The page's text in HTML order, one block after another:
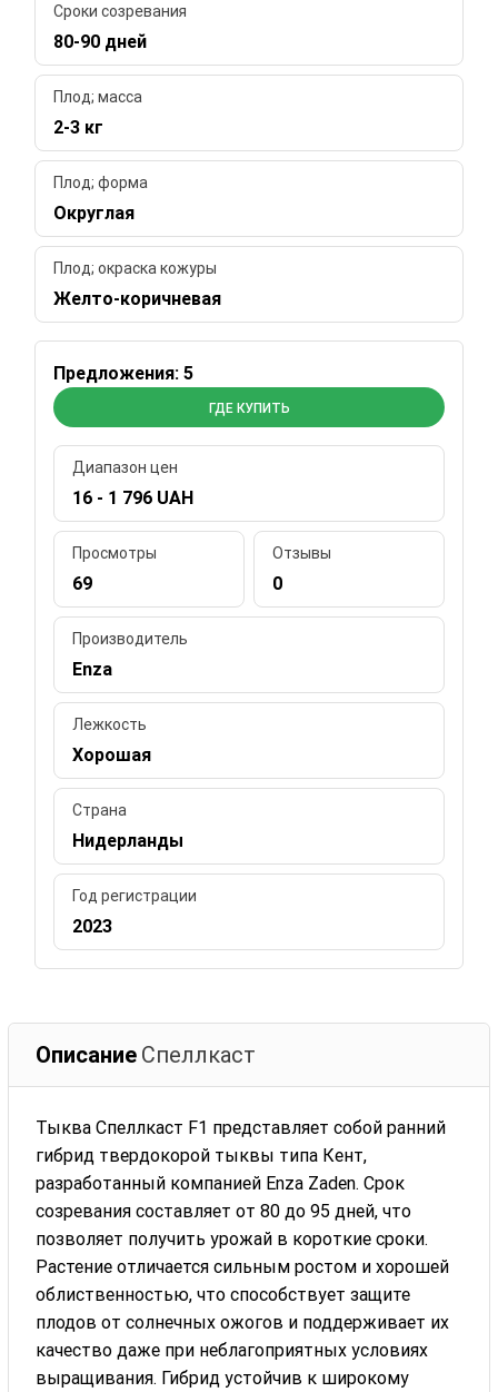
Сроки созревания
80-90 дней
Плод; масса
2-3 кг
Плод; форма
Округлая
Плод; окраска кожуры
Желто-коричневая
Предложения: 5
ГДЕ КУПИТЬ
Диапазон цен
16 - 1 796 UAH
Просмотры
69
Отзывы
0
Производитель
Enza
Лежкость
Хорошая
Страна
Нидерланды
Год регистрации
2023
Описание Спеллкаст
Тыква Спеллкаст F1 представляет собой ранний
гибрид твердокорой тыквы типа Кент,
разработанный компанией Enza Zaden. Срок
созревания составляет от 80 до 95 дней, что
позволяет получить урожай в короткие сроки.
Растение отличается сильным ростом и хорошей
облиственностью, что способствует защите
плодов от солнечных ожогов и поддерживает их
качество даже при неблагоприятных условиях
выращивания. Гибрид устойчив к широкому